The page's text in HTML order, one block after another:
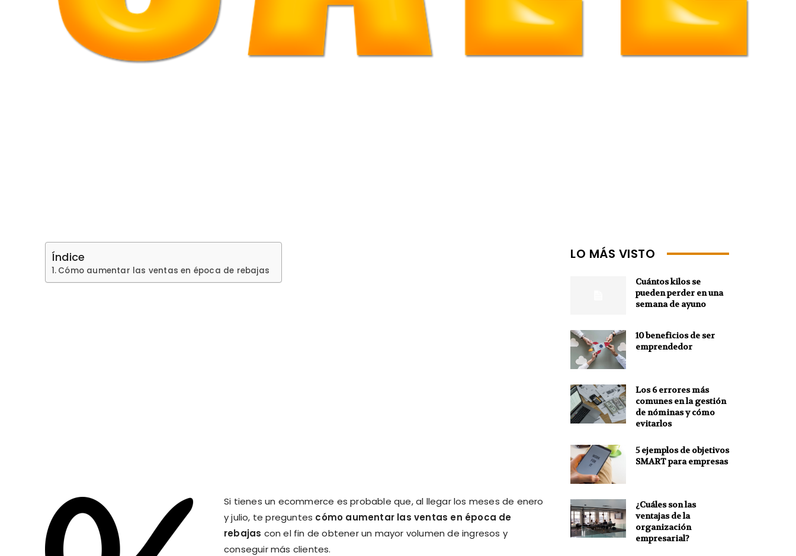
Índice
Cómo aumentar las ventas en época de rebajas
Si tienes un ecommerce es probable que, al llegar los meses de enero
y julio, te preguntes cómo aumentar las ventas en época de
rebajas con el fin de obtener un mayor volumen de ingresos y
conseguir más clientes.
LO MÁS VISTO
Cuántos kilos se
pueden perder en una
semana de ayuno
10 beneficios de ser
emprendedor
Los 6 errores más
comunes en la gestión
de nóminas y cómo
evitarlos
5 ejemplos de objetivos
SMART para empresas
¿Cuáles son las
ventajas de la
organización
empresarial?